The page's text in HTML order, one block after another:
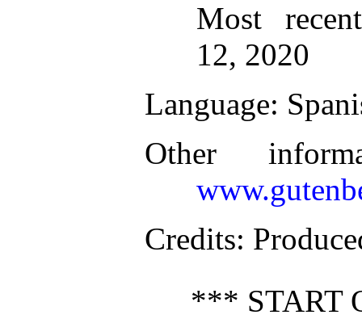
Most
12, 2020
Language:
Other
Credits:
*** START